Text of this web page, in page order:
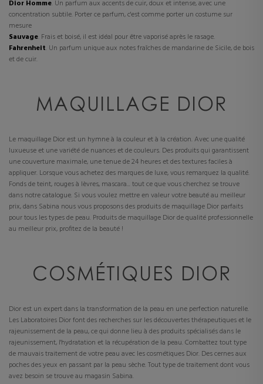
Dior Homme. Un parfum aux accents de cuir, doux et intense, avec une
concentration subtile. Porter ce parfum, c'est comme porter un costume sur
mesure
Sauvage. Frais et boisé, il est idéal pour être vaporisé après le rasage.
Fahrenheit. Un parfum unique aux notes fraîches de mandarine de Sicile, de bois
et de cuir.
MAQUILLAGE DIOR
Le maquillage Dior est un hymne à la couleur et à la création. Avec une qualité
luxueuse et une variété de nuances et de couleurs. Des produits qui garantissent
une couverture maximale, une tenue de 24 heures et des textures faciles à
appliquer. Lorsque vous achetez des marques de luxe, vous remarquez la qualité.
Fonds de teint, rouges à lèvres, mascara... tout ce que vous cherchez se trouve
dans notre catalogue. Si vous voulez mettre en valeur votre beauté au meilleur
prix, dans Sabina nous vous proposons des produits de maquillage Dior parfaits
pour tous les types de peau. Produits de maquillage Dior de qualité professionnelle
au meilleur prix, profitez de la beauté !
COSMÉTIQUES DIOR
Dior est un expert dans la transformation de la peau en une perfection naturelle.
Les Laboratoires Dior font des recherches sur les découvertes thérapeutiques et le
rajeunissement de la peau, ce qui donne lieu à des produits spécialisés dans le
rajeunissement, l'hydratation et la récupération de la peau. Combattez tout type
de mauvais traitement de votre peau avec les cosmétiques Dior. Des cernes aux
poches des yeux en passant par la peau sèche. Tout type de traitement dont vous
avez besoin se trouve au magasin Sabina.